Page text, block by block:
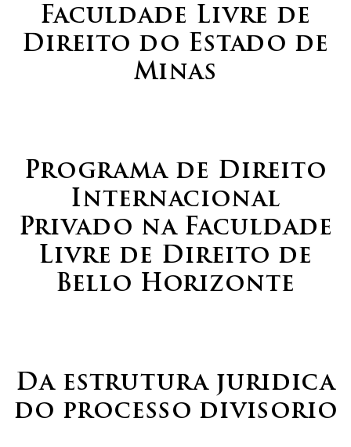
Faculdade Livre de
Direito do Estado de
Minas
Programa de Direito
Internacional
Privado na Faculdade
Livre de Direito de
Bello Horizonte
Da estrutura juridica
do processo divisorio